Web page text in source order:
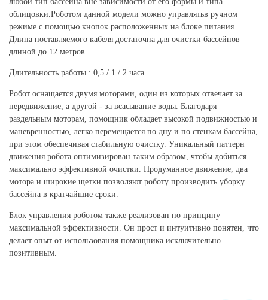
облицовки.Роботом данной модели можно управлятьв ручном
режиме с помощью кнопок расположенных на блоке питания.
Длина поставляемого кабеля достаточна для очистки бассейнов
длиной до 12 метров.
Длительность работы : 0,5 / 1 / 2 часа
Робот оснащается двумя моторами, один из которых отвечает за
передвижение, а другой - за всасывание воды. Благодаря
раздельным моторам, помощник обладает высокой подвижностью и
маневренностью, легко перемещается по дну и по стенкам бассейна,
при этом обеспечивая стабильную очистку. Уникальный паттерн
движения робота оптимизирован таким образом, чтобы добиться
максимально эффективной очистки. Продуманное движение, два
мотора и широкие щетки позволяют роботу производить уборку
бассейна в кратчайшие сроки.
Блок управления роботом также реализован по принципу
максимальной эффективности. Он прост и интуитивно понятен, что
делает опыт от использования помощника исключительно
позитивным.